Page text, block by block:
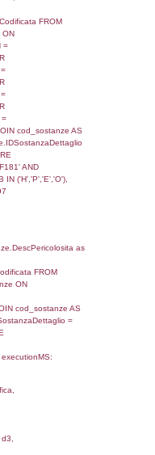
AND
FROM
ON
=
=
f_territori_limitrofi
ON